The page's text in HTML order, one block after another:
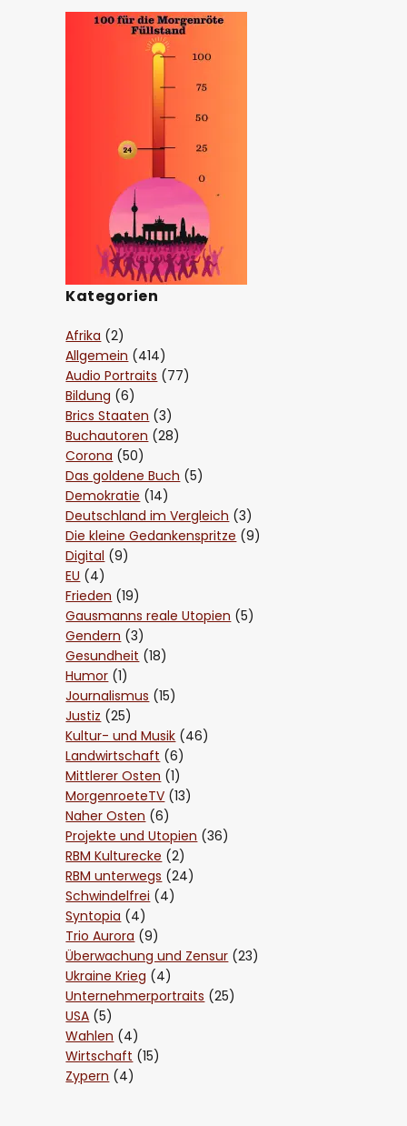
Kategorien
Afrika (2)
Allgemein (414)
Audio Portraits (77)
Bildung (6)
Brics Staaten (3)
Buchautoren (28)
Corona (50)
Das goldene Buch (5)
Demokratie (14)
Deutschland im Vergleich (3)
Die kleine Gedankenspritze (9)
Digital (9)
EU (4)
Frieden (19)
Gausmanns reale Utopien (5)
Gendern (3)
Gesundheit (18)
Humor (1)
Journalismus (15)
Justiz (25)
Kultur- und Musik (46)
Landwirtschaft (6)
Mittlerer Osten (1)
MorgenroeteTV (13)
Naher Osten (6)
Projekte und Utopien (36)
RBM Kulturecke (2)
RBM unterwegs (24)
Schwindelfrei (4)
Syntopia (4)
Trio Aurora (9)
Überwachung und Zensur (23)
Ukraine Krieg (4)
Unternehmerportraits (25)
USA (5)
Wahlen (4)
Wirtschaft (15)
Zypern (4)